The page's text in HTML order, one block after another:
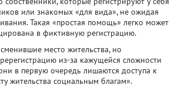
или знакомых «для вида», не ожидая
Такая «простая помощь» легко может
в фиктивную регистрацию.
место жительства, но
из-за кажущейся сложности
в первую очередь лишаются доступа к
жительства социальным благам».